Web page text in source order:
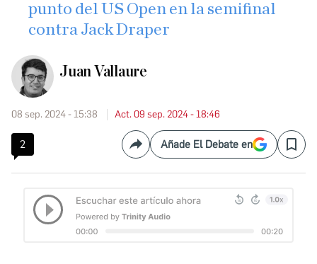
punto del US Open en la semifinal
contra Jack Draper
Juan Vallaure
08 sep. 2024 - 15:38 Act. 09 sep. 2024 - 18:46
2 CompartirAñade El Debate en Save